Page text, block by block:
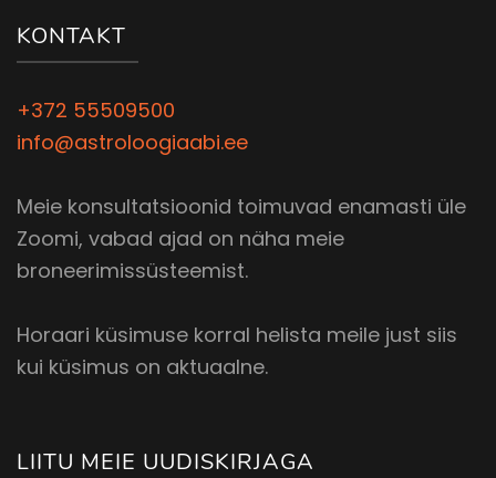
KONTAKT
+372 55509500
info@astroloogiaabi.ee
Meie konsultatsioonid toimuvad enamasti üle
Zoomi, vabad ajad on näha meie
broneerimissüsteemist.
Horaari küsimuse korral helista meile just siis
kui küsimus on aktuaalne.
LIITU MEIE UUDISKIRJAGA